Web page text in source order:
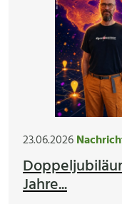
23.06.2026
Jahre...